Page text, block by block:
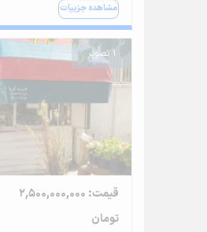
مشاهده جزییات
1 تصویر
قیمت: 2,500,000,000
تومان